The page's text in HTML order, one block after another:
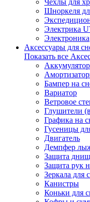
Чехлы для
Шноркеля
Электрика
Электроника
Аксессуары для
Показать все
Бампер на
Вариатор
Ветровое
Глушители
Графика на
Гусеницы
Двигатель
Демпфер
Защита
Защита рук
Зеркала для
Канистры
Коньки для